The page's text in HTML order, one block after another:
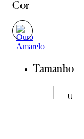
Cor
Tamanho
U